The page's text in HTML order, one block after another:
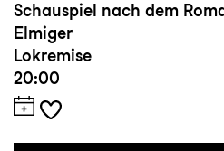
Schauspiel nach dem
Elmiger
Lokremise
20:00